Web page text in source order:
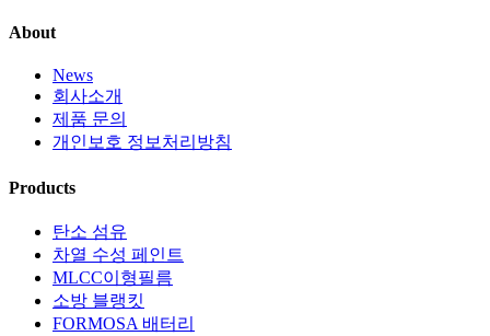
About
News
회사소개
제품 문의
개인보호 정보처리방침
Products
탄소 섬유
차열 수성 페인트
MLCC이형필름
소방 블랭킷
FORMOSA 배터리